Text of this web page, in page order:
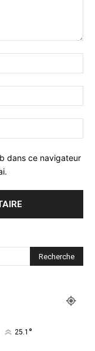
dans ce navigateur
25.1 °